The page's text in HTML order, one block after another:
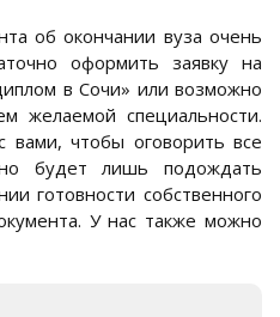
об окончании вуза очень
оформить заявку на
в Сочи» или возможно
желаемой специальности.
чтобы оговорить все
будет лишь подождать
готовности собственного
У нас также можно